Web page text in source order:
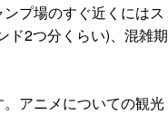
プ場のすぐ近くにはス
ド2つ分くらい)、混雑期
アニメについての観光